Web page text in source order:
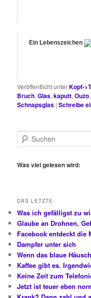
Ein Lebenszeichen
Veröffentlicht unterKopf-
Bruch,Glas,kaputt,Ouzo,
Schnapsglas |Schreibe
u
h
Was viel gelesen wird:
DAS LETZTE:
Was ich gefälligst zu
Glaube an Drohnen,
Facebook entdeckt die
Dampfer unter sich
Wenn das blaue
Kaffee gibt es.
Keine Zeit zum
Jetzt ist teuer eben